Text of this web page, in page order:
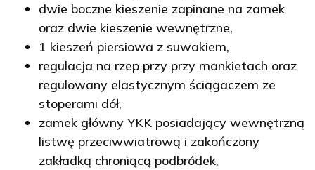
dwie boczne kieszenie zapinane na zamek
oraz dwie kieszenie wewnętrzne,
1 kieszeń piersiowa z suwakiem,
regulacja na rzep przy przy mankietach oraz
regulowany elastycznym ściągaczem ze
stoperami dół,
zamek główny YKK posiadający wewnętrzną
listwę przeciwwiatrową i zakończony
zakładką chroniącą podbródek,